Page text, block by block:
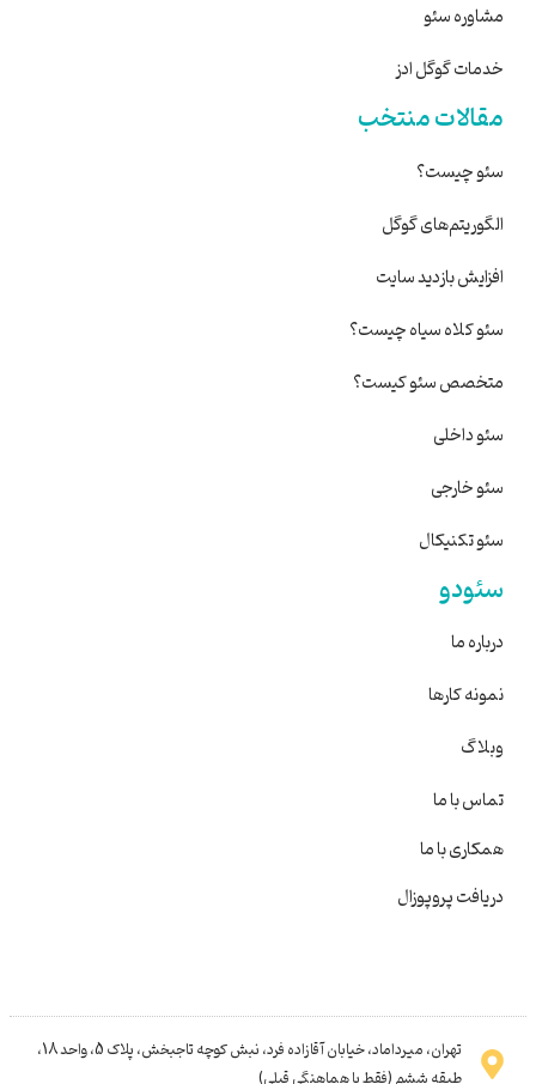
مشاوره سئو
خدمات گوگل ادز
مقالات منتخب
سئو چیست؟
الگوریتم‌های گوگل
افزایش بازدید سایت
سئو کلاه سیاه چیست؟
متخصص سئو کیست؟
سئو داخلی
سئو خارجی
سئو تکنیکال
سئودو
درباره ما
نمونه کارها
وبلاگ
تماس با ما
همکاری با ما
دریافت پروپوزال
تهران، میرداماد، خیابان آقازاده فرد، نبش کوچه تاجبخش، پلاک 5، واحد 18،
طبقه ششم (فقط با هماهنگی قبلی)